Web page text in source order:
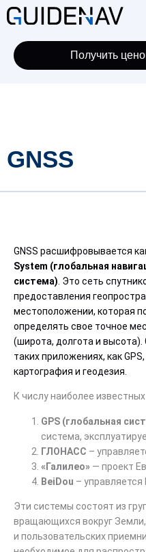
Получить
GNSS
GNSS расшифровывается
System (глобальная
система) . Это сеть
предоставления
местоположении, которая
определять свое точное
(широта, долгота и высота).
таких приложениях, как
картография и геодезия.
К числу наиболее
GPS (глобальная
система,
ГЛОНАСС –
«Галилео» — проект
BeiDou – управляется
Эти системы состоят из
вращающихся вокруг
и пользовательских